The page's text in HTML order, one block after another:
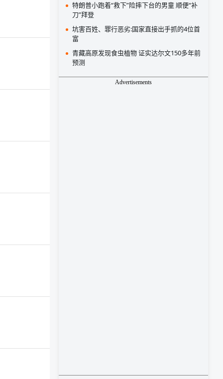
特朗普小跑着“救下”险摔下台的男童 顺便“补
刀”拜登
坑害百姓、罪行恶劣:国家直接出手抓的4位首
富
青藏高原发现食虫植物 证实达尔文150多年前
预测
Advertisements